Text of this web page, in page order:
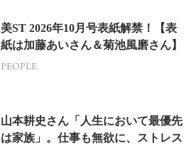
美ST 2026年10月号表紙解禁！【表
紙は加藤あいさん＆菊池風磨さん】
PEOPLE
山本耕史さん「人生において最優先
は家族」。仕事も無欲に、ストレス